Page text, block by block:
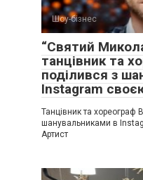
Шоу-бізнес
“Святий
танцівник та
поділився з
Instagram
Танцівник та хореограф
шанувальниками в
Артист